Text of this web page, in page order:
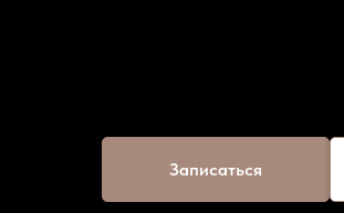
Записаться